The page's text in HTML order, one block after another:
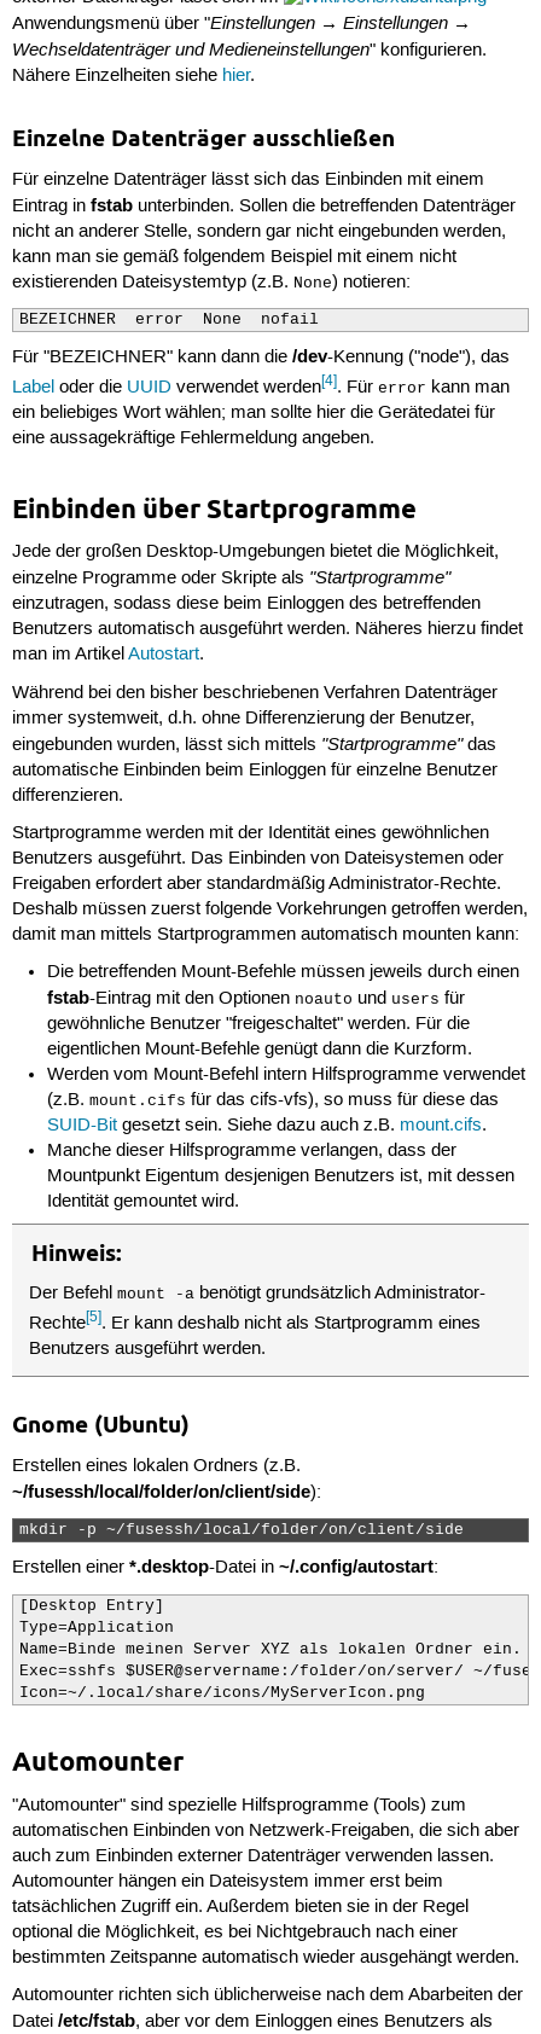
Anwendungsmenü über "Einstellungen → Einstellungen →
Wechseldatenträger und Medieneinstellungen" konfigurieren.
Nähere Einzelheiten siehe hier.
Einzelne Datenträger ausschließen
Für einzelne Datenträger lässt sich das Einbinden mit einem
Eintrag in fstabunterbinden. Sollen die betreffenden Datenträger
nicht an anderer Stelle, sondern gar nicht eingebunden werden,
kann man sie gemäß folgendem Beispiel mit einem nicht
existierenden Dateisystemtyp (z.B. None) notieren:
BEZEICHNER  error  None  nofail
Für "BEZEICHNER" kann dann die /dev-Kennung ("node"), das
Labeloder die UUID verwendet werden[4]. Für error kann man
ein beliebiges Wort wählen; man sollte hier die Gerätedatei für
eine aussagekräftige Fehlermeldung angeben.
Einbinden über Startprogramme
Jede der großen Desktop-Umgebungen bietet die Möglichkeit,
einzelne Programme oder Skripte als "Startprogramme"
einzutragen, sodass diese beim Einloggen des betreffenden
Benutzers automatisch ausgeführt werden. Näheres hierzu findet
man im ArtikelAutostart.
Während bei den bisher beschriebenen Verfahren Datenträger
immer systemweit, d.h. ohne Differenzierung der Benutzer,
eingebunden wurden, lässt sich mittels "Startprogramme"das
automatische Einbinden beim Einloggen für einzelne Benutzer
differenzieren.
Startprogramme werden mit der Identität eines gewöhnlichen
Benutzers ausgeführt. Das Einbinden von Dateisystemen oder
Freigaben erfordert aber standardmäßig Administrator-Rechte.
Deshalb müssen zuerst folgende Vorkehrungen getroffen werden,
damit man mittels Startprogrammen automatisch mounten kann:
Die betreffenden Mount-Befehle müssen jeweils durch einen
fstab-Eintrag mit den Optionen noauto und users für
gewöhnliche Benutzer "freigeschaltet" werden. Für die
eigentlichen Mount-Befehle genügt dann die Kurzform.
Werden vom Mount-Befehl intern Hilfsprogramme verwendet
(z.B.mount.cifs für das cifs-vfs), so muss für diese das
SUID-Bit gesetzt sein. Siehe dazu auch z.B. mount.cifs.
Manche dieser Hilfsprogramme verlangen, dass der
Mountpunkt Eigentum desjenigen Benutzers ist, mit dessen
Identität gemountet wird.
Hinweis:
Der Befehlmount -a benötigt grundsätzlich Administrator-
Rechte[5]. Er kann deshalb nicht als Startprogramm eines
Benutzers ausgeführt werden.
Gnome (Ubuntu)
Erstellen eines lokalen Ordners (z.B.
~/fusessh/local/folder/on/client/side):
mkdir -p ~/fusessh/local/folder/on/client/side
Erstellen einer *.desktop-Datei in ~/.config/autostart:
[Desktop Entry]
Type=Application
Name=Binde meinen Server XYZ als lokalen Ordner ein.
Exec=sshfs $USER@servername:/folder/on/server/ ~/
Icon=~/.local/share/icons/MyServerIcon.png
Automounter
"Automounter" sind spezielle Hilfsprogramme (Tools) zum
automatischen Einbinden von Netzwerk-Freigaben, die sich aber
auch zum Einbinden externer Datenträger verwenden lassen.
Automounter hängen ein Dateisystem immer erst beim
tatsächlichen Zugriff ein. Außerdem bieten sie in der Regel
optional die Möglichkeit, es bei Nichtgebrauch nach einer
bestimmten Zeitspanne automatisch wieder ausgehängt werden.
Automounter richten sich üblicherweise nach dem Abarbeiten der
Datei /etc/fstab, aber vor dem Einloggen eines Benutzers als